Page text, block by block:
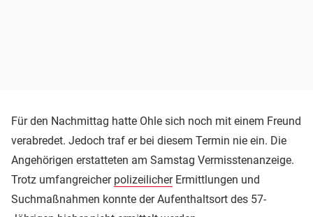
Für den Nachmittag hatte Ohle sich noch mit einem Freund
verabredet. Jedoch traf er bei diesem Termin nie ein. Die
Angehörigen erstatteten am Samstag Vermisstenanzeige.
Trotz umfangreicher polizeilicherErmittlungen und
Suchmaßnahmen konnte der Aufenthaltsort des 57-